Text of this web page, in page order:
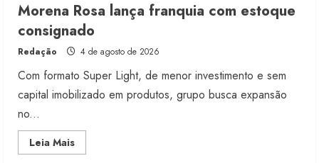
Morena Rosa lança franquia com estoque
consignado
Redação 4 de agosto de 2026
Com formato Super Light, de menor investimento e sem
capital imobilizado em produtos, grupo busca expansão
no...
Leia MaisRead
more